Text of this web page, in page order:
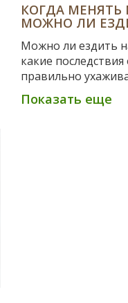
КОГДА МЕНЯТЬ
МОЖНО ЛИ
Можно ли ездить
какие
правильно
советы, реальные
Показать еще